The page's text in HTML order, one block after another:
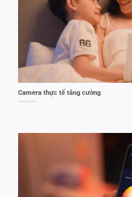
Camera thực tế tăng cường